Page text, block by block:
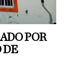
POR
DE